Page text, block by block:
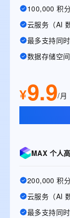
100,000 积
云服务（AI
最多支持同
数据存储空
¥9.9/月
MAX 个人
200,000 积
云服务（AI
最多支持同